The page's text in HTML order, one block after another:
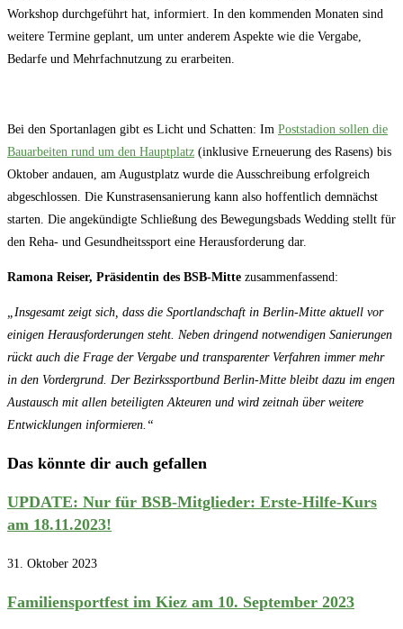
Workshop durchgeführt hat, informiert. In den kommenden Monaten sind
weitere Termine geplant, um unter anderem Aspekte wie die Vergabe,
Bedarfe und Mehrfachnutzung zu erarbeiten.
Bei den Sportanlagen gibt es Licht und Schatten: Im Poststadion sollen die
Bauarbeiten rund um den Hauptplatz (inklusive Erneuerung des Rasens) bis
Oktober andauen, am Augustplatz wurde die Ausschreibung erfolgreich
abgeschlossen. Die Kunstrasensanierung kann also hoffentlich demnächst
starten. Die angekündigte Schließung des Bewegungsbads Wedding stellt für
den Reha- und Gesundheitssport eine Herausforderung dar.
Ramona Reiser, Präsidentin des BSB-Mitte zusammenfassend:
„Insgesamt zeigt sich, dass die Sportlandschaft in Berlin-Mitte aktuell vor
einigen Herausforderungen steht. Neben dringend notwendigen Sanierungen
rückt auch die Frage der Vergabe und transparenter Verfahren immer mehr
in den Vordergrund. Der Bezirkssportbund Berlin-Mitte bleibt dazu im engen
Austausch mit allen beteiligten Akteuren und wird zeitnah über weitere
Entwicklungen informieren.“
Das könnte dir auch gefallen
UPDATE: Nur für BSB-Mitglieder: Erste-Hilfe-Kurs
am 18.11.2023!
31. Oktober 2023
Familiensportfest im Kiez am 10. September 2023